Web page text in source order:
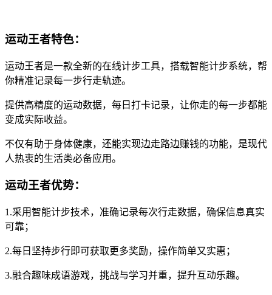
运动王者特色：
运动王者是一款全新的在线计步工具，搭载智能计步系统，帮
你精准记录每一步行走轨迹。
提供高精度的运动数据，每日打卡记录，让你走的每一步都能
变成实际收益。
不仅有助于身体健康，还能实现边走路边赚钱的功能，是现代
人热衷的生活类必备应用。
运动王者优势：
1.采用智能计步技术，准确记录每次行走数据，确保信息真实
可靠；
2.每日坚持步行即可获取更多奖励，操作简单又实惠；
3.融合趣味成语游戏，挑战与学习并重，提升互动乐趣。